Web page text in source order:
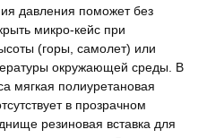
давления поможет без
микро-кейс при
(горы, самолет) или
окружающей среды. В
мягкая полиуретановая
в прозрачном
резиновая вставка для